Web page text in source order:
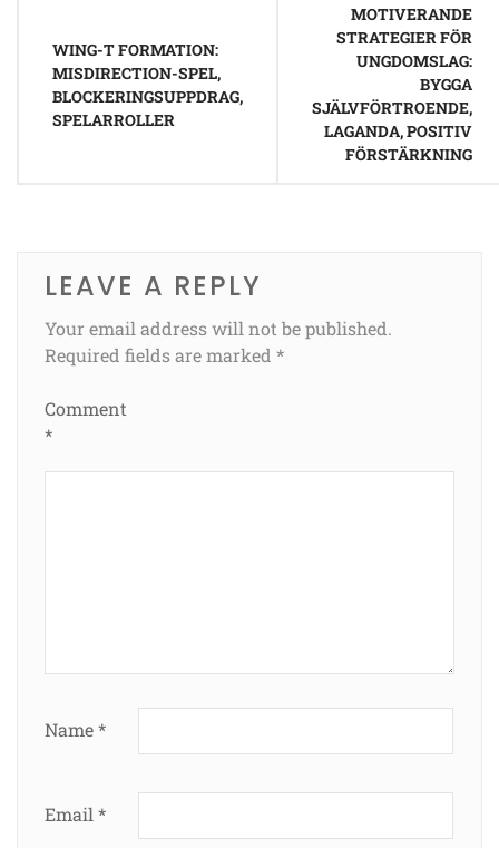
WING-T FORMATION:
MISDIRECTION-SPEL,
BLOCKERINGSUPPDRAG,
SPELARROLLER
MOTIVERANDE
STRATEGIER FÖR
UNGDOMSLAG:
BYGGA
SJÄLVFÖRTROENDE,
LAGANDA, POSITIV
FÖRSTÄRKNING
LEAVE A REPLY
Your email address will not be published.
Required fields are marked *
Comment
*
Name*
Email *